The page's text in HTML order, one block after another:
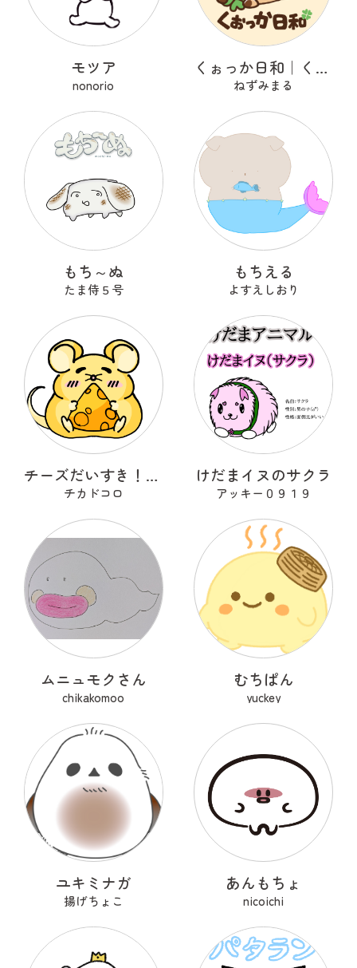
モツア
nonorio
くぉっか日和｜くぅたろ
ねずみまる
もち～ぬ
たま侍５号
もちえる
よすえしおり
チーズだいすき！ もっちぃず
チカドコロ
けだまイヌのサクラ
アッキー０９１９
ムニュモクさん
chikakomoo
むちぱん
yuckey
ユキミナガ
揚げちょこ
あんもちょ
nicoichi